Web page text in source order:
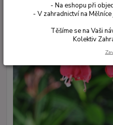
- Na eshopu při
- V zahradnictví na
Těšíme se na Vaši
Kolektiv